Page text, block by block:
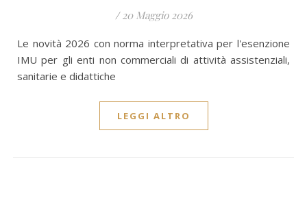
/ 20 Maggio 2026
Le novità 2026 con norma interpretativa per l'esenzione
IMU per gli enti non commerciali di attività assistenziali,
sanitarie e didattiche
LEGGI ALTRO